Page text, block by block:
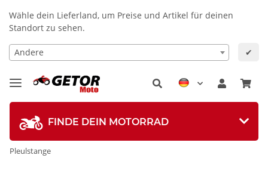
Wähle dein Lieferland, um Preise und Artikel für deinen
Standort zu sehen.
Andere ✔
FINDE DEIN MOTORRAD
Pleulstange